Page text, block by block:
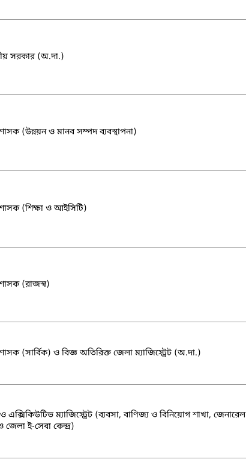
সরকার (অ.দা.)
(উন্নয়ন ও মানব সম্পদ ব্যবস্থাপনা)
(শিক্ষা ও আইসিটি)
(রাজস্ব)
(সার্বিক) ও বিজ্ঞ অতিরিক্ত জেলা ম্যাজিস্ট্রেট (অ.দা.)
এক্সিকিউটিভ ম্যাজিস্ট্রেট (ব্যবসা, বাণিজ্য ও বিনিয়োগ শাখা, জেনারেল
জেলা ই-সেবা কেন্দ্র)